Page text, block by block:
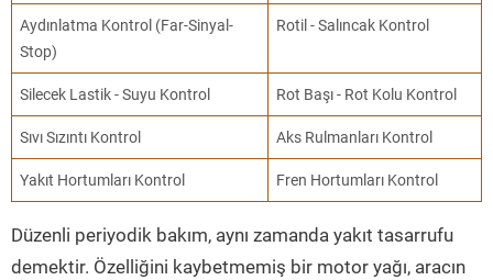
Aydınlatma Kontrol (Far-Sinyal-
Stop)
Rotil - Salıncak Kontrol
Silecek Lastik - Suyu Kontrol Rot Başı - Rot Kolu Kontrol
Sıvı Sızıntı Kontrol Aks Rulmanları Kontrol
Yakıt Hortumları Kontrol Fren Hortumları Kontrol
Düzenli periyodik bakım, aynı zamanda yakıt tasarrufu
demektir. Özelliğini kaybetmemiş bir motor yağı, aracın